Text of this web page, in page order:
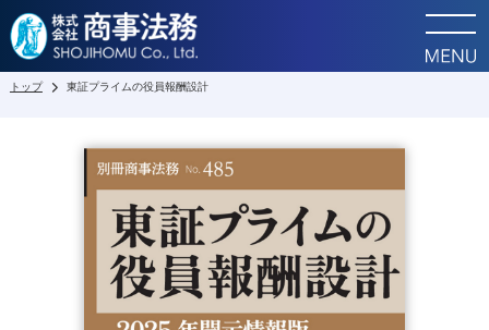
トップ 東証プライムの役員報酬設計